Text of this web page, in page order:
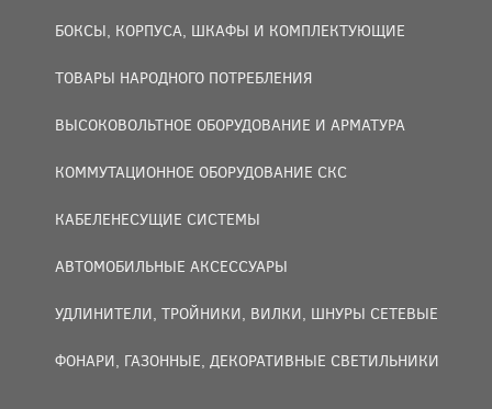
БОКСЫ, КОРПУСА, ШКАФЫ И КОМПЛЕКТУЮЩИЕ
ТОВАРЫ НАРОДНОГО ПОТРЕБЛЕНИЯ
ВЫСОКОВОЛЬТНОЕ ОБОРУДОВАНИЕ И АРМАТУРА
КОММУТАЦИОННОЕ ОБОРУДОВАНИЕ СКС
КАБЕЛЕНЕСУЩИЕ СИСТЕМЫ
АВТОМОБИЛЬНЫЕ АКСЕССУАРЫ
УДЛИНИТЕЛИ, ТРОЙНИКИ, ВИЛКИ, ШНУРЫ СЕТЕВЫЕ
ФОНАРИ, ГАЗОННЫЕ, ДЕКОРАТИВНЫЕ СВЕТИЛЬНИКИ